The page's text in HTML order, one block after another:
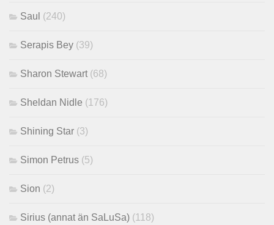
Saul (240)
Serapis Bey (39)
Sharon Stewart(68)
Sheldan Nidle (176)
Shining Star (3)
Simon Petrus (5)
Sion (2)
Sirius (annat än SaLuSa) (118)